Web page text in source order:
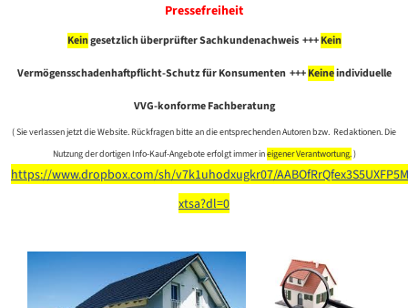
Pressefreiheit
Keingesetzlich überprüfter Sachkundenachweis +++Kein
Vermögensschadenhaftpflicht-Schutz für Konsumenten +++Keineindividuelle
VVG-konforme Fachberatung
( Sie verlassen jetzt die Website. Rückfragen bitte an die entsprechenden Autoren bzw. Redaktionen. Die
Nutzung der dortigen Info-Kauf-Angebote erfolgt immer ineigener Verantwortung.)
https://www.dropbox.com/sh/v7k1uhodxugkr07/
xtsa?dl=0